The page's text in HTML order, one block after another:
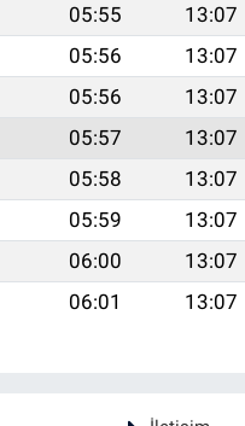
05:55 13:07
05:56 13:07
05:56 13:07
05:57 13:07
05:58 13:07
05:59 13:07
06:00 13:07
06:01 13:07